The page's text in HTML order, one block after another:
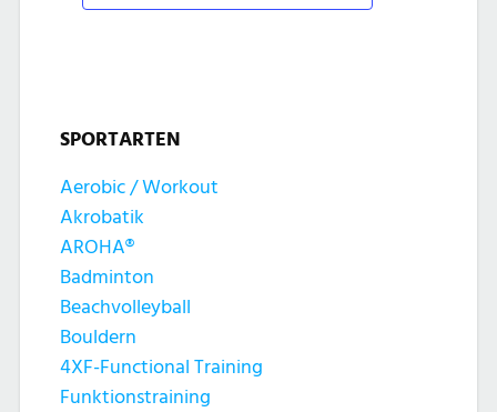
SPORTARTEN
Aerobic / Workout
Akrobatik
AROHA®
Badminton
Beachvolleyball
Bouldern
4XF-Functional Training
Funktionstraining